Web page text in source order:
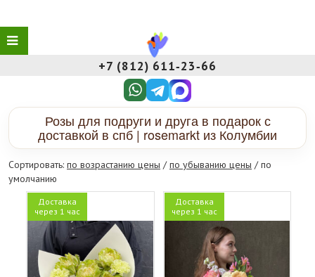
+7 (812) 611‑23‑66
Розы для подруги и друга в подарок с
доставкой в спб | rosemarkt из Колумбии
Сортировать: по возрастанию цены /по убыванию цены / по
умолчанию
Доставка
через 1 час
Доставка
через 1 час